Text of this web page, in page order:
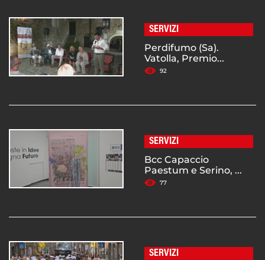
SERVIZI
Perdifumo (Sa).
Vatolla, Premio...
92
SERVIZI
Bcc Capaccio
Paestum e Serino, ...
77
SERVIZI